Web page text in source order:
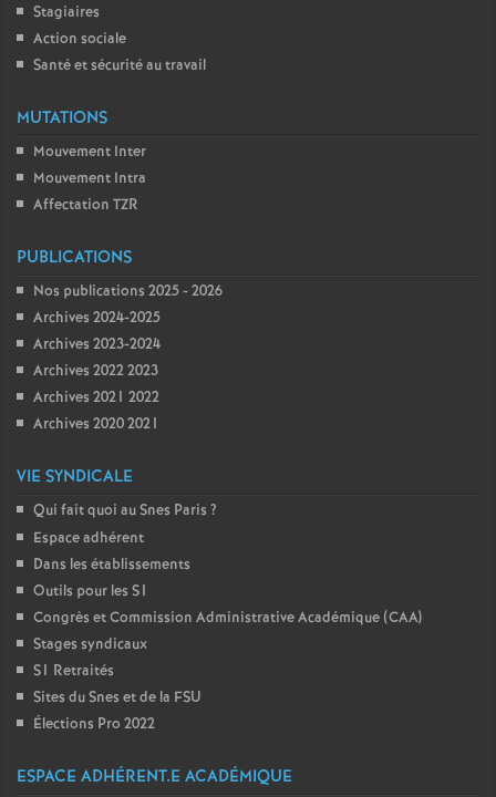
Stagiaires
Action sociale
Santé et sécurité au travail
MUTATIONS
Mouvement Inter
Mouvement Intra
Affectation TZR
PUBLICATIONS
Nos publications 2025 - 2026
Archives 2024-2025
Archives 2023-2024
Archives 2022 2023
Archives 2021 2022
Archives 2020 2021
VIE SYNDICALE
Qui fait quoi au Snes Paris ?
Espace adhérent
Dans les établissements
Outils pour les S1
Congrès et Commission Administrative Académique (CAA)
Stages syndicaux
S1 Retraités
Sites du Snes et de la FSU
Élections Pro 2022
ESPACE ADHÉRENT.E ACADÉMIQUE